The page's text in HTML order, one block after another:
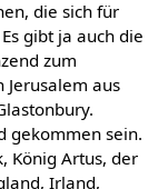
die sich für
gibt ja auch die
zum
aus
gekommen sein.
König Artus, der
Irland,